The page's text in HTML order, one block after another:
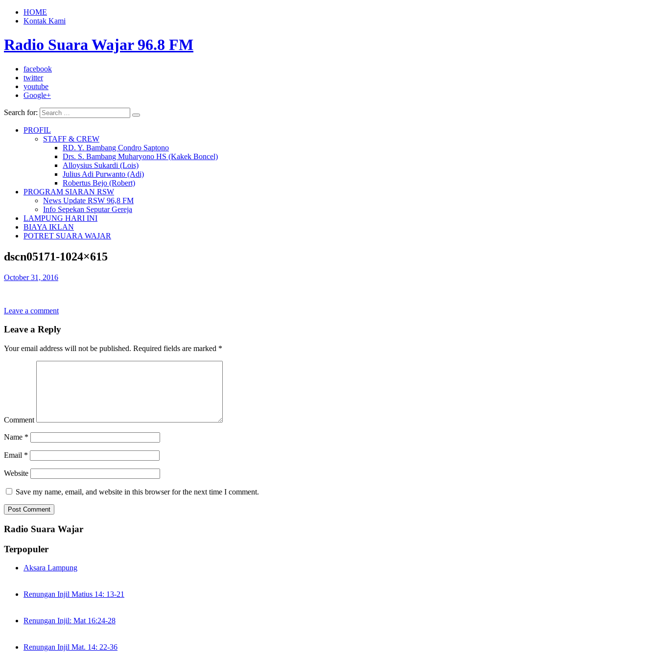
HOME
Kontak Kami
Radio Suara Wajar 96.8 FM
facebook
twitter
youtube
Google+
Search for:
PROFIL
STAFF & CREW
RD. Y. Bambang Condro Saptono
Drs. S. Bambang Muharyono HS (Kakek Boncel)
Alloysius Sukardi (Lois)
Julius Adi Purwanto (Adi)
Robertus Bejo (Robert)
PROGRAM SIARAN RSW
News Update RSW 96,8 FM
Info Sepekan Seputar Gereja
LAMPUNG HARI INI
BIAYA IKLAN
POTRET SUARA WAJAR
dscn05171-1024×615
October 31, 2016
Leave a comment
Leave a Reply
Your email address will not be published. Required fields are marked *
Comment
Name *
Email *
Website
Save my name, email, and website in this browser for the next time I comment.
Radio Suara Wajar
Terpopuler
Aksara Lampung
Renungan Injil Matius 14: 13-21
Renungan Injil: Mat 16:24-28
Renungan Injil Mat. 14: 22-36